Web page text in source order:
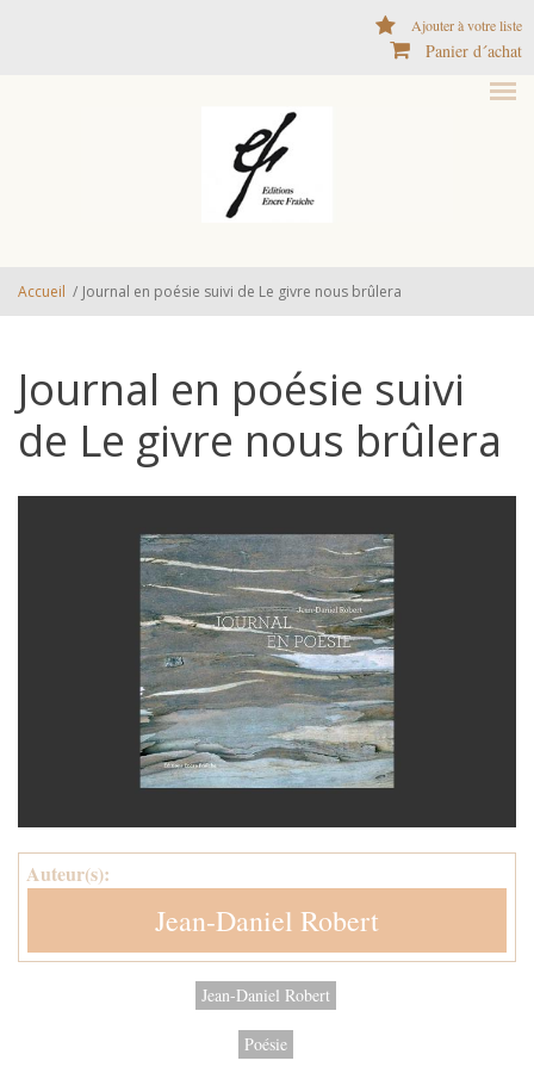
Ajouter à votre liste
Panier d´achat
Accueil / Journal en poésie suivi de Le givre nous brûlera
Journal en poésie suivi
de Le givre nous brûlera
Auteur(s):
Jean-Daniel Robert
Jean-Daniel Robert
Poésie